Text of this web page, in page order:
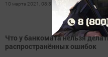
10 марта 2021, 08:31
Что у банкомата нельзя
распространённых ошибок